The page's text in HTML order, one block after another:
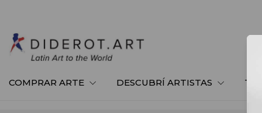
COMPRAR ARTE DESCUBRÍ ARTISTAS TE